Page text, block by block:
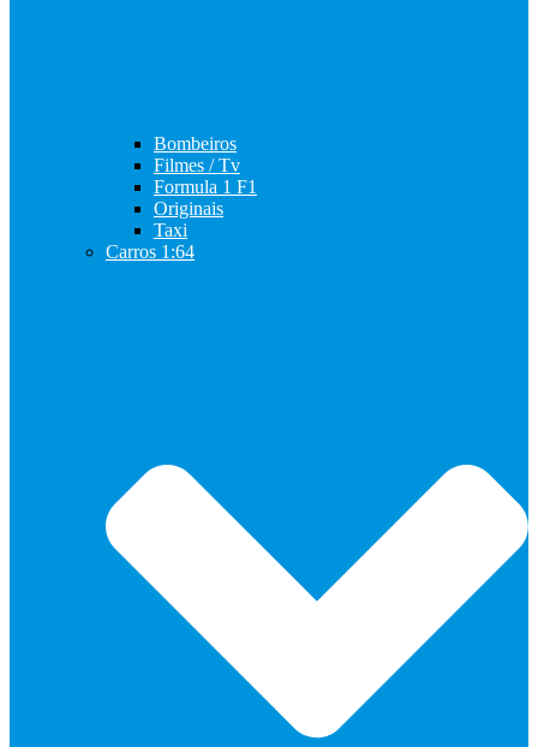
Bombeiros
Filmes / Tv
Formula 1 F1
Originais
Taxi
Carros 1:64